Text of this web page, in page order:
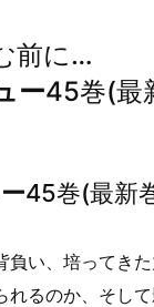
前に…
ー45巻(最
45巻(最新
負い、培ってき
れるのか、そし